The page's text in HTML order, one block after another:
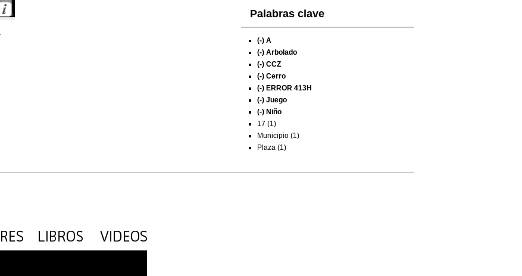
Palabras clave
(-) A
(-) Arbolado
(-) CCZ
(-) Cerro
(-) ERROR 413H
(-) Juego
(-) Niño
17 (1)
Municipio (1)
Plaza (1)